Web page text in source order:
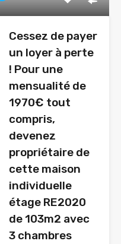
Cessez de payer
un loyer à perte
! Pour une
mensualité de
1970€ tout
compris,
devenez
propriétaire de
cette maison
individuelle
étage RE2020
de 103m2 avec
3 chambres